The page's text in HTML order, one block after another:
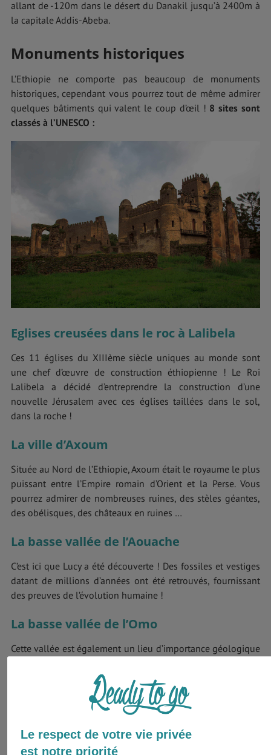
allant de -120m dans le désert du Danakil jusqu’à 2400m à
la capitale Addis-Abeba.
Monuments historiques
L’Ethiopie ne comporte pas beaucoup de monuments
historiques, cependant vous pourrez tout de même admirer
quelques bâtiments qui valent le coup d’œil ! 8 sites sont
classés à l’UNESCO :
Eglises creusées dans le roc à Lalibela
Ces 11 églises du XIIIème siècle uniques au monde sont
une chef d’œuvre de construction éthiopienne ! Le Roi
Lalibela a décidé d’entreprendre la construction d’une
nouvelle Jérusalem avec ces églises taillées dans le sol,
dans la roche !
La ville d’Axoum
Située au Nord de l’Ethiopie, Axoum était le royaume le plus
puissant entre l’Empire romain d’Orient et la Perse. Vous
pourrez admirer de nombreuses ruines, des stèles géantes,
des obélisques, des châteaux en ruines …
La basse vallée de l’Aouache
C’est ici que Lucy a été découverte ! Des fossiles et vestiges
datant de millions d’années ont été retrouvés, fournissant
des preuves de l’évolution humaine !
La basse vallée de l’Omo
Cette vallée est également un lieu d’importance géologique
notamment l’Homo gracilis, très important dans la
généalogie préhistorique.
Cette ville fortifiée a été la résidence de Fasilidès ainsi que
Le respect de votre vie privée
est notre priorité